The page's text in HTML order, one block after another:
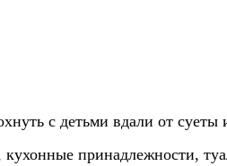
с детьми вдали от
принадлежности,